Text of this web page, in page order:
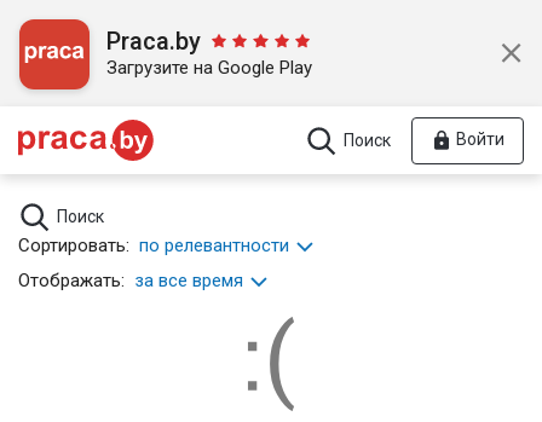
Praca.by
Загрузите на Google Play
Поиск Войти
Поиск
Сортировать: по релевантности
Отображать: за все время